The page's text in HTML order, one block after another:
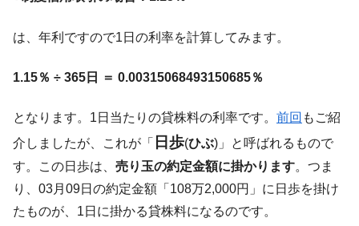
は、年利ですので1日の利率を計算してみます。
1.15％ ÷ 365日 ＝ 0.00315068493150685％
となります。1日当たりの貸株料の利率です。 前回 もご紹
介しましたが、これが「
日歩(ひぶ)」と呼ばれるもので
す。この日歩は、 売り玉の約定金額に掛かります。つま
り、03月09日の約定金額「108万2,000円」に日歩を掛け
たものが、1日に掛かる貸株料になるのです。